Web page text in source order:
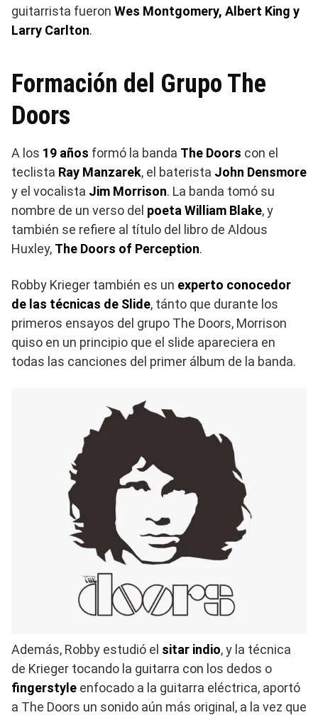
guitarrista fueron Wes Montgomery, Albert King y
Larry Carlton.
Formación del Grupo The
Doors
A los 19 años formó la banda The Doors con el
teclista Ray Manzarek, el baterista John Densmore
y el vocalista Jim Morrison. La banda tomó su
nombre de un verso del poeta William Blake, y
también se refiere al título del libro de Aldous
Huxley, The Doors of Perception.
Robby Krieger también es un experto conocedor
de las técnicas de Slide, tánto que durante los
primeros ensayos del grupo The Doors, Morrison
quiso en un principio que el slide apareciera en
todas las canciones del primer álbum de la banda.
Además, Robby estudió el sitar indio, y la técnica
de Krieger tocando la guitarra con los dedos o
fingerstyle enfocado a la guitarra eléctrica, aportó
a The Doors un sonido aún más original, a la vez que